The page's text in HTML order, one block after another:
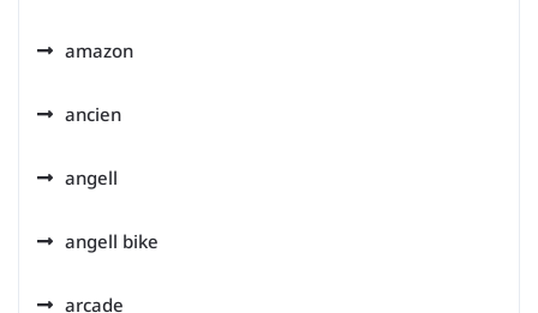
amazon
ancien
angell
angell bike
arcade